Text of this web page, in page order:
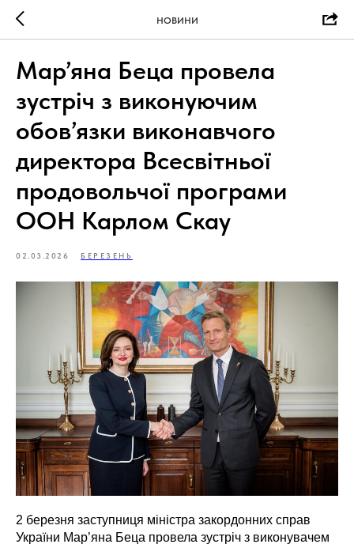
НОВИНИ
Мар’яна Беца провела
зустріч з виконуючим
обов’язки виконавчого
директора Всесвітньої
продовольчої програми
ООН Карлом Скау
02.03.2026 БЕРЕЗЕНЬ
2 березня заступниця міністра закордонних справ
України Мар’яна Беца провела зустріч з виконувачем